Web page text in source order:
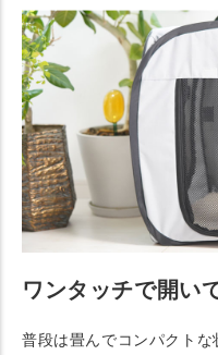
ワンタッチで開い
普段は畳んでコンパクト